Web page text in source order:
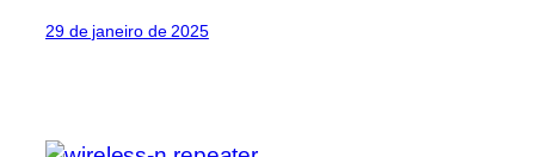
29 de janeiro de 2025